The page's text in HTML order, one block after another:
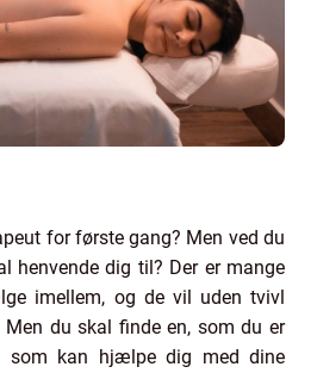
for første gang? Men ved du
henvende dig til? Der er mange
imellem, og de vil uden tvivl
du skal finde en, som du er
som kan hjælpe dig med dine